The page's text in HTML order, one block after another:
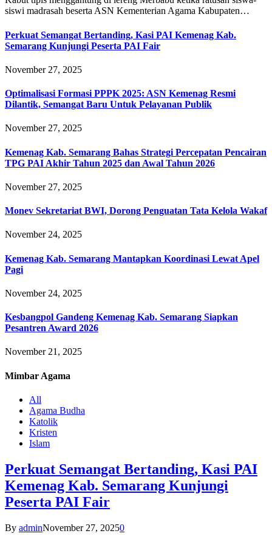
siswi madrasah beserta ASN Kementerian Agama Kabupaten…
Perkuat Semangat Bertanding, Kasi PAI Kemenag Kab.
Semarang Kunjungi Peserta PAI Fair
November 27, 2025
Optimalisasi Formasi PPPK 2025: ASN Kemenag Resmi
Dilantik, Semangat Baru Untuk Pelayanan Publik
November 27, 2025
Kemenag Kab. Semarang Bahas Strategi Percepatan Pencairan
TPG PAI Akhir Tahun 2025 dan Awal Tahun 2026
November 27, 2025
Monev Sekretariat BWI, Dorong Penguatan Tata Kelola Wakaf
November 24, 2025
Kemenag Kab. Semarang Mantapkan Koordinasi Lewat Apel
Pagi
November 24, 2025
Kesbangpol Gandeng Kemenag Kab. Semarang Siapkan
Pesantren Award 2026
November 21, 2025
Mimbar Agama
All
Agama Budha
Katolik
Kristen
Islam
Perkuat Semangat Bertanding, Kasi PAI
Kemenag Kab. Semarang Kunjungi
Peserta PAI Fair
By adminNovember 27, 20250